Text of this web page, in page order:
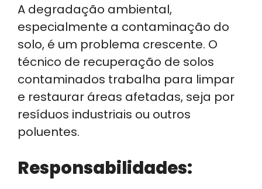
A degradação ambiental,
especialmente a contaminação do
solo, é um problema crescente. O
técnico de recuperação de solos
contaminados trabalha para limpar
e restaurar áreas afetadas, seja por
resíduos industriais ou outros
poluentes.
Responsabilidades: